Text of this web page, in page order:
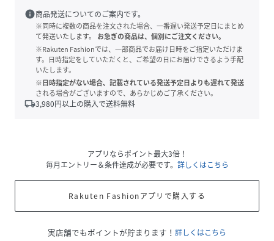
info商品発送についてのご案内です。
※同時に複数の商品を注文された場合、一番遅い発送予定日にまとめ
て発送いたします。
お急ぎの商品は、個別にご注文ください。
※Rakuten Fashionでは、一部商品でお届け日時をご指定いただけま
す。日時指定をしていただくと、ご希望の日にお届けできるよう手配
いたします。
※日時指定がない場合、記載されている発送予定日よりも遅れて発送
される場合がございますので、あらかじめご了承ください。
local_shipping3,980円以上の購入で送料無料
アプリならポイント最大3倍！
毎月エントリー＆条件達成が必要です。 詳しくはこちら
Rakuten Fashionアプリで購入する
実店舗でもポイントが貯まります！ 詳しくはこちら